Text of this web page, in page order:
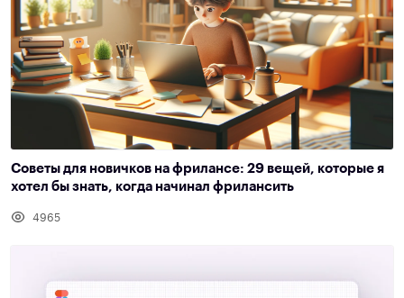
Советы для новичков на фрилансе: 29 вещей, которые я
хотел бы знать, когда начинал фрилансить
4965